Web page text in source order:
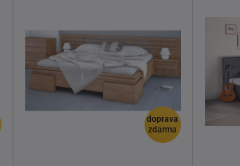
doprava
zdarma